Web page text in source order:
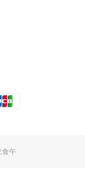
午